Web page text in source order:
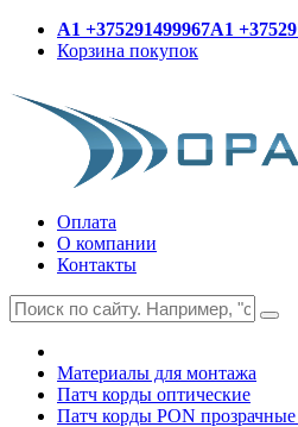
A1 +375291499967A1
Корзина покупок
Оплата
О компании
Контакты
Материалы для монтажа
Патч корды оптические
Патч корды PON